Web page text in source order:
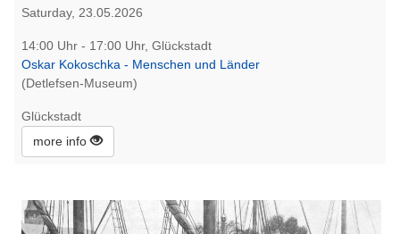
Saturday, 23.05.2026
14:00 Uhr - 17:00 Uhr, Glückstadt
Oskar Kokoschka - Menschen und Länder
(Detlefsen-Museum)
Glückstadt
more info